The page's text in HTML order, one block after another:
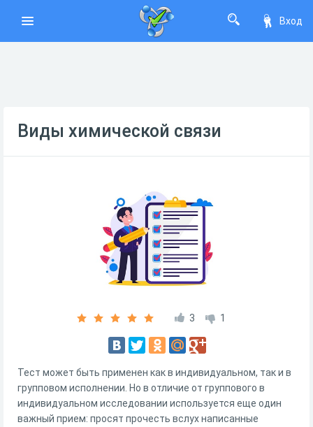
Вход
Виды химической связи
3 1
Тест может быть применен как в индивидуальном, так и в
групповом исполнении. Но в отличие от группового в
индивидуальном исследовании используется еще один
важный прием: просят прочесть вслух написанные